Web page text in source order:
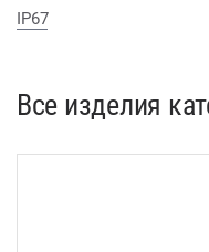
IP67
Все изделия